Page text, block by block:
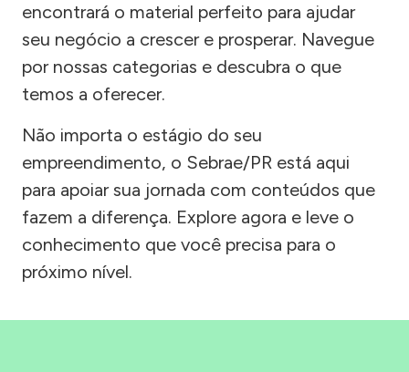
encontrará o material perfeito para ajudar
seu negócio a crescer e prosperar. Navegue
por nossas categorias e descubra o que
temos a oferecer.
Não importa o estágio do seu
empreendimento, o Sebrae/PR está aqui
para apoiar sua jornada com conteúdos que
fazem a diferença. Explore agora e leve o
conhecimento que você precisa para o
próximo nível.